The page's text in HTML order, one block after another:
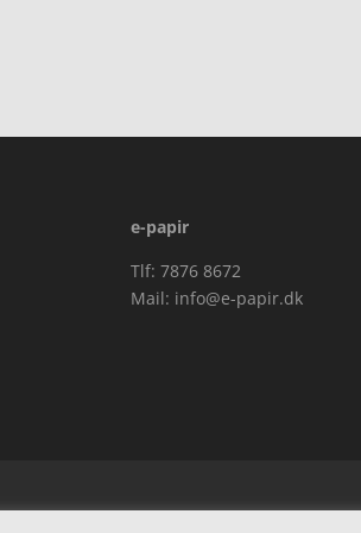
e-papir
Tlf: 7876 8672
Mail: info@e-papir.dk